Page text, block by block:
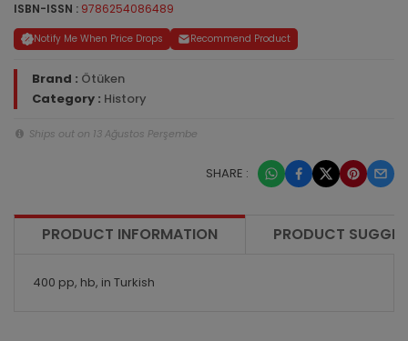
ISBN-ISSN : 9786254086489
Notify Me When Price Drops Recommend Product
Brand : Ötüken
Category : History
Ships out on 13 Ağustos Perşembe
SHARE :
PRODUCT INFORMATION PRODUCT
400 pp, hb, in Turkish